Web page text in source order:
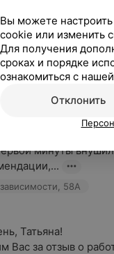
Ирина!
нашего
Ваше довери...
врач,
минуты
58А
Татьяна!
Вас за отзыв о
Вы можете
cookie или изменить
Для получения
сроках и порядке
ознакомиться с нашей
Отклонить